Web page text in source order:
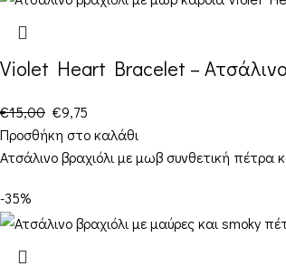
Violet Heart Bracelet –
€15,00 €9,75
Προσθήκη στο καλάθι
Ατσάλινο βραχιόλι με μωβ συνθετική
-35%